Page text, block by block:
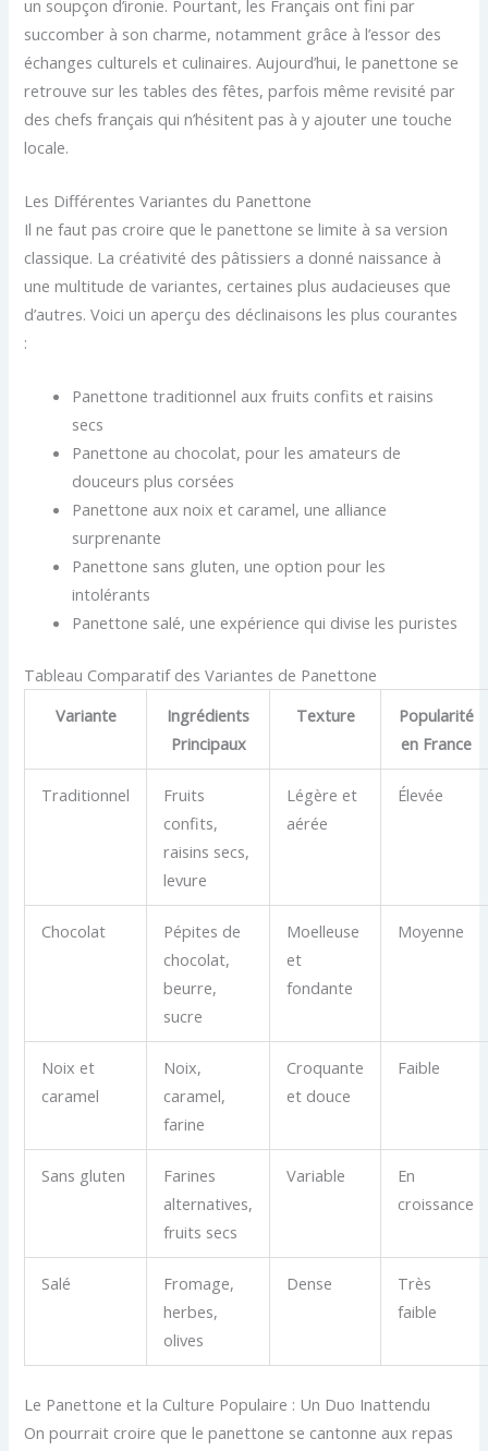
un soupçon d’ironie. Pourtant, les Français ont fini par
succomber à son charme, notamment grâce à l’essor des
échanges culturels et culinaires. Aujourd’hui, le panettone se
retrouve sur les tables des fêtes, parfois même revisité par
des chefs français qui n’hésitent pas à y ajouter une touche
locale.
Les Différentes Variantes du Panettone
Il ne faut pas croire que le panettone se limite à sa version
classique. La créativité des pâtissiers a donné naissance à
une multitude de variantes, certaines plus audacieuses que
d’autres. Voici un aperçu des déclinaisons les plus courantes
:
Panettone traditionnel aux fruits confits et raisins
secs
Panettone au chocolat, pour les amateurs de
douceurs plus corsées
Panettone aux noix et caramel, une alliance
surprenante
Panettone sans gluten, une option pour les
intolérants
Panettone salé, une expérience qui divise les puristes
Tableau Comparatif des Variantes de Panettone
Variante
Ingrédients
Principaux
Texture
Popularité
en France
Traditionnel
Fruits
confits,
raisins secs,
levure
Légère et
aérée
Élevée
Chocolat
Pépites de
chocolat,
beurre,
sucre
Moelleuse
et
fondante
Moyenne
Noix et
caramel
Noix,
caramel,
farine
Croquante
et douce
Faible
Sans gluten
Farines
alternatives,
fruits secs
Variable
En
croissance
Salé
Fromage,
herbes,
olives
Dense
Très
faible
Le Panettone et la Culture Populaire : Un Duo Inattendu
On pourrait croire que le panettone se cantonne aux repas